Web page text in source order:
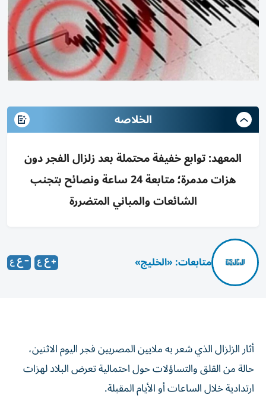
الخلاصه
المعهد: توابع خفيفة محتملة بعد زلزال الفجر دون
هزات مدمرة؛ متابعة 24 ساعة ونصائح بتجنب
الشائعات والمباني المتضررة
متابعات: «الخليج»
أثار الزلزال الذي شعر به ملايين المصريين فجر اليوم الاثنين،
حالة من القلق والتساؤلات حول احتمالية تعرض البلاد لهزات
ارتدادية خلال الساعات أو الأيام المقبلة.